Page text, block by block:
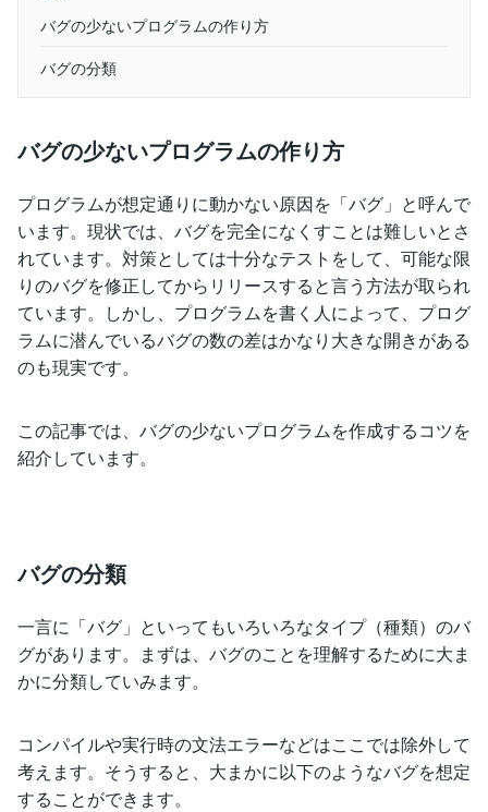
バグの少ないプログラムの作り方
バグの分類
バグの少ないプログラムの作り方
プログラムが想定通りに動かない原因を「バグ」と呼んで
います。現状では、バグを完全になくすことは難しいとさ
れています。対策としては十分なテストをして、可能な限
りのバグを修正してからリリースすると言う方法が取られ
ています。しかし、プログラムを書く人によって、プログ
ラムに潜んでいるバグの数の差はかなり大きな開きがある
のも現実です。
この記事では、バグの少ないプログラムを作成するコツを
紹介しています。
バグの分類
一言に「バグ」といってもいろいろなタイプ（種類）のバ
グがあります。まずは、バグのことを理解するために大ま
かに分類していみます。
コンパイルや実行時の文法エラーなどはここでは除外して
考えます。そうすると、大まかに以下のようなバグを想定
することができます。